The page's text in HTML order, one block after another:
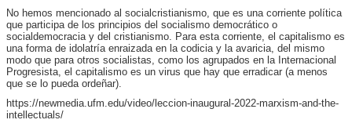
No hemos mencionado al socialcristianismo, que es una corriente política
que participa de los principios del socialismo democrático o
socialdemocracia y del cristianismo. Para esta corriente, el capitalismo es
una forma de idolatría enraizada en la codicia y la avaricia, del mismo
modo que para otros socialistas, como los agrupados en la Internacional
Progresista, el capitalismo es un virus que hay que erradicar (a menos
que se lo pueda ordeñar).
https://newmedia.ufm.edu/video/leccion-inaugural-2022-marxism-and-the-
intellectuals/